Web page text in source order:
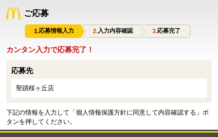
ご応募
応募情報入力 入力内容確認 応募完了
カンタン入力で応募完了！
応募先
聖蹟桜ヶ丘店
下記の情報を入力して「個人情報保護方針に同意して内容確認する」ボ
タンを押してください。